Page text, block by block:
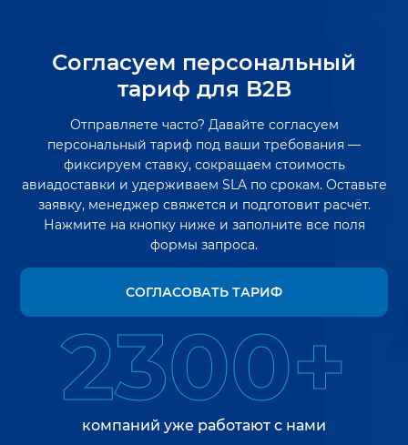
Согласуем персональный
тариф для B2B
Отправляете часто? Давайте согласуем
персональный тариф под ваши требования —
фиксируем ставку, сокращаем стоимость
авиадоставки и удерживаем SLA по срокам. Оставьте
заявку, менеджер свяжется и подготовит расчёт.
Нажмите на кнопку ниже и заполните все поля
формы запроса.
СОГЛАСОВАТЬ ТАРИФ
2300+
компаний уже работают с нами